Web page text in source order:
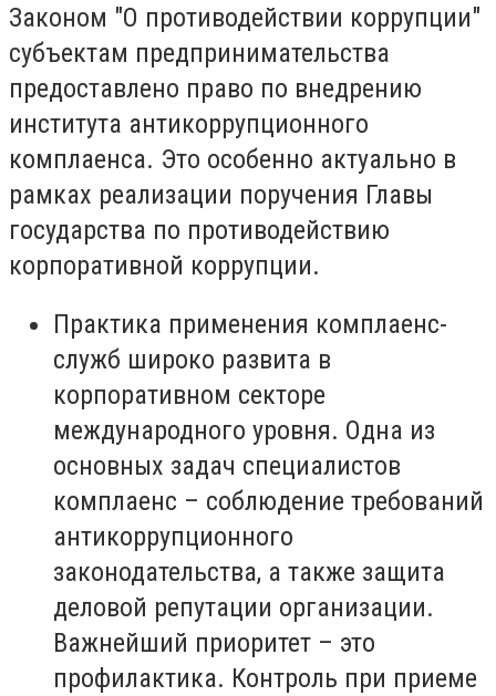
Законом "О противодействии коррупции"
субъектам предпринимательства
предоставлено право по внедрению
института антикоррупционного
комплаенса. Это особенно актуально в
рамках реализации поручения Главы
государства по противодействию
корпоративной коррупции.
Практика применения комплаенс-
служб широко развита в
корпоративном секторе
международного уровня. Одна из
основных задач специалистов
комплаенс – соблюдение требований
антикоррупционного
законодательства, а также защита
деловой репутации организации.
Важнейший приоритет – это
профилактика. Контроль при приеме